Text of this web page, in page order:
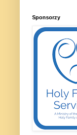
Sponsorzy